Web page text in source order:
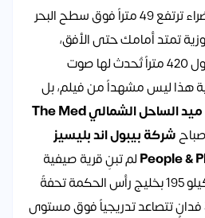
تخيّل أن تقف على تلة خضراء ترتفع 49 متراً فوق سطح البحر
تمتد أمامك حتى الأفق،
وخلفك شلالات مائية بطول 420 متراً تُحدث لها صوت
هذا ليس مشهداً من فيلم، بل
قرية ذا ميد الساحل الشمالي The Med
شركة بيبول اند بليسيز
لم تبنِ قرية صيفية
عادية، بل أطلقت على الكيلو 195 بخليج رأس الحكمة تحفةً
بصرية ومعمارية من 307 فدانٍ تتصاعد تدريجياً فوق مستوى